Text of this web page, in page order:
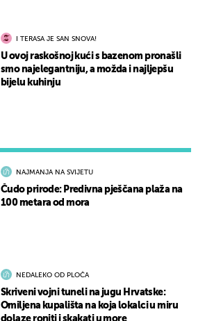
NAJMANJA NA SVIJETU
Čudo prirode: Predivna pješčana plaža na
100 metara od mora
NEDALEKO OD PLOČA
Skriveni vojni tuneli na jugu Hrvatske:
Omiljena kupališta na koja lokalci u miru
dolaze roniti i skakati u more
I TERASA JE SAN SNOVA!
U ovoj raskošnoj kući s bazenom pronašli
smo najelegantniju, a možda i najljepšu
bijelu kuhinju